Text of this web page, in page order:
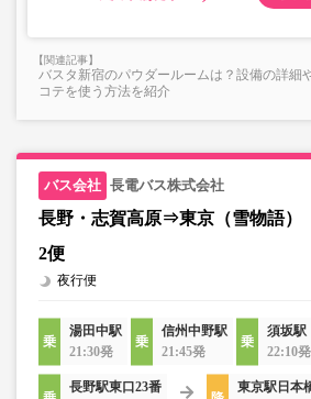
バスタ新宿のパウダールームは？設備の詳細
コテを使う方法を紹介
長電バス株式会社
長野・志賀高原⇒東京（雪物語）
2便
夜行便
湯田中駅
21:30発
信州中野駅
21:45発
須坂駅
22:10発
長野駅東口23番 東京駅日本